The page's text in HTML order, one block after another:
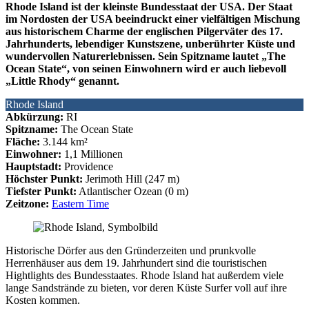
Rhode Island ist der kleinste Bundesstaat der USA. Der Staat
im Nordosten der USA beeindruckt einer vielfältigen Mischung
aus historischem Charme der englischen Pilgerväter des 17.
Jahrhunderts, lebendiger Kunstszene, unberührter Küste und
wundervollen Naturerlebnissen. Sein Spitzname lautet „The
Ocean State“, von seinen Einwohnern wird er auch liebevoll
„Little Rhody“ genannt.
Rhode Island
Abkürzung: RI
Spitzname: The Ocean State
Fläche: 3.144 km²
Einwohner: 1,1 Millionen
Hauptstadt: Providence
Höchster Punkt: Jerimoth Hill (247 m)
Tiefster Punkt: Atlantischer Ozean (0 m)
Zeitzone: Eastern Time
Historische Dörfer aus den Gründerzeiten und prunkvolle
Herrenhäuser aus dem 19. Jahrhundert sind die touristischen
Hightlights des Bundesstaates. Rhode Island hat außerdem viele
lange Sandstrände zu bieten, vor deren Küste Surfer voll auf ihre
Kosten kommen.